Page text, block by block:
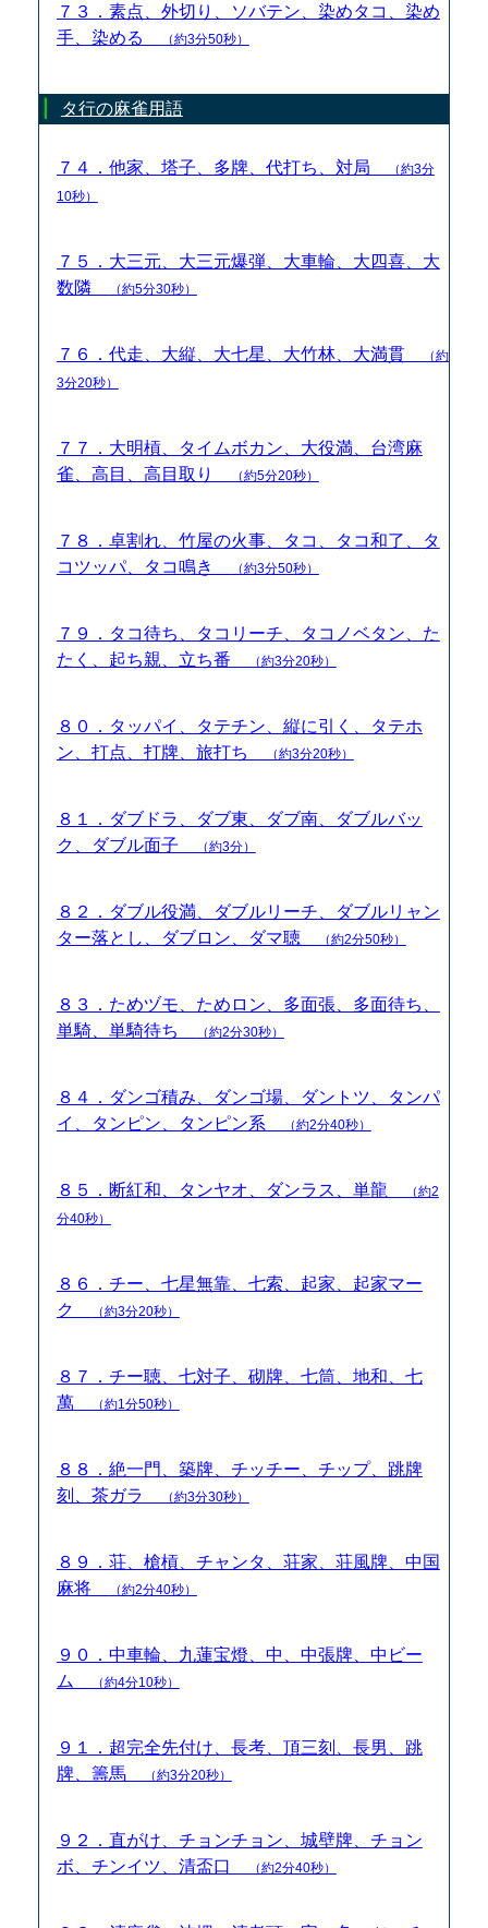
７３．素点、外切り、ソバテン、染めタコ、染め
手、染める
（約3分50秒）
タ行の麻雀用語
７４．他家、塔子、多牌、代打ち、対局
（約3分
10秒）
７５．大三元、大三元爆弾、大車輪、大四喜、大
数隣
（約5分30秒）
７６．代走、大縦、大七星、大竹林、大満貫
（約
3分20秒）
７７．大明槓、タイムボカン、大役満、台湾麻
雀、高目、高目取り
（約5分20秒）
７８．卓割れ、竹屋の火事、タコ、タコ和了、タ
コツッパ、タコ鳴き
（約3分50秒）
７９．タコ待ち、タコリーチ、タコノベタン、た
たく、起ち親、立ち番
（約3分20秒）
８０．タッパイ、タテチン、縦に引く、タテホ
ン、打点、打牌、旅打ち
（約3分20秒）
８１．ダブドラ、ダブ東、ダブ南、ダブルバッ
ク、ダブル面子
（約3分）
８２．ダブル役満、ダブルリーチ、ダブルリャン
ター落とし、ダブロン、ダマ聴
（約2分50秒）
８３．ためヅモ、ためロン、多面張、多面待ち、
単騎、単騎待ち
（約2分30秒）
８４．ダンゴ積み、ダンゴ場、ダントツ、タンパ
イ、タンピン、タンピン系
（約2分40秒）
８５．断紅和、タンヤオ、ダンラス、単龍
（約2
分40秒）
８６．チー、七星無靠、七索、起家、起家マー
ク
（約3分20秒）
８７．チー聴、七対子、砌牌、七筒、地和、七
萬
（約1分50秒）
８８．絶一門、築牌、チッチー、チップ、跳牌
刻、茶ガラ
（約3分30秒）
８９．荘、槍槓、チャンタ、荘家、荘風牌、中国
麻将
（約2分40秒）
９０．中車輪、九蓮宝燈、中、中張牌、中ビー
ム
（約4分10秒）
９１．超完全先付け、長考、頂三刻、長男、跳
牌、籌馬
（約3分20秒）
９２．直がけ、チョンチョン、城壁牌、チョン
ボ、チンイツ、清盃口
（約2分40秒）